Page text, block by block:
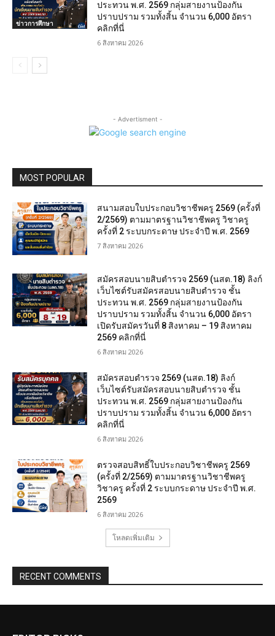
ข่าวการศึกษา
ประทวน พ.ศ. 2569 กลุ่มสายงานป้องกัน
ปราบปราม รวมทั้งสิ้น จำนวน 6,000 อัตรา
คลิกที่นี่
6 สิงหาคม 2026
- Advertisment -
MOST POPULAR
สนามสอบใบประกอบวิชาชีพครู 2569 (ครั้งที่
2/2569) ตามมาตรฐานวิชาชีพครู วิชาครู
ครั้งที่ 2 ระบบกระดาษ ประจำปี พ.ศ. 2569
7 สิงหาคม 2026
สมัครสอบนายสิบตำรวจ 2569 (นสต.18) ลิงก์
เว็บไซต์รับสมัครสอบนายสิบตำรวจ ชั้น
ประทวน พ.ศ. 2569 กลุ่มสายงานป้องกัน
ปราบปราม รวมทั้งสิ้น จำนวน 6,000 อัตรา
เปิดรับสมัครวันที่ 8 สิงหาคม – 19 สิงหาคม
2569 คลิกที่นี่
6 สิงหาคม 2026
สมัครสอบตํารวจ 2569 (นสต.18) ลิงก์
เว็บไซต์รับสมัครสอบนายสิบตำรวจ ชั้น
ประทวน พ.ศ. 2569 กลุ่มสายงานป้องกัน
ปราบปราม รวมทั้งสิ้น จำนวน 6,000 อัตรา
คลิกที่นี่
6 สิงหาคม 2026
ตรวจสอบสิทธิ์ใบประกอบวิชาชีพครู 2569
(ครั้งที่ 2/2569) ตามมาตรฐานวิชาชีพครู
วิชาครู ครั้งที่ 2 ระบบกระดาษ ประจำปี พ.ศ.
2569
6 สิงหาคม 2026
โหลดเพิ่มเติม
RECENT COMMENTS